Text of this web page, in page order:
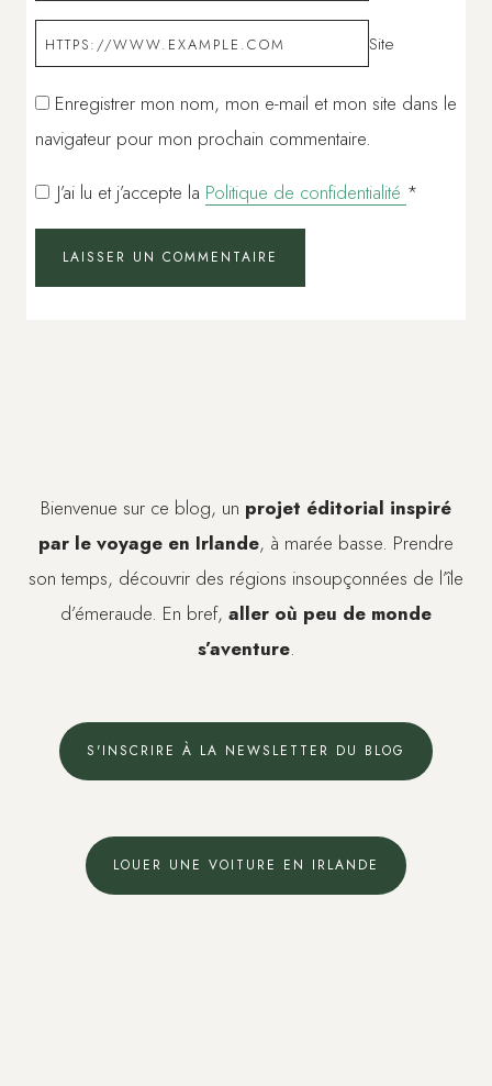
Site
Enregistrer mon nom, mon e-mail et mon site dans le
navigateur pour mon prochain commentaire.
J’ai lu et j’accepte la Politique de confidentialité *
Bienvenue sur ce blog, un projet éditorial inspiré
par le voyage en Irlande, à marée basse. Prendre
son temps, découvrir des régions insoupçonnées de l’île
d’émeraude. En bref, aller où peu de monde
s’aventure.
S'INSCRIRE À LA NEWSLETTER DU BLOG
LOUER UNE VOITURE EN IRLANDE